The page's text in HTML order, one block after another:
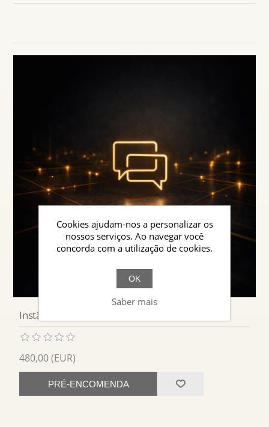
Instâncias de Comunicação & Apoio ao Cliente
480,00 (EUR)
PRÉ-ENCOMENDA
Cookies ajudam-nos a personalizar os
nossos serviços. Ao navegar você
concorda com a utilização de cookies.
OK
Saber mais